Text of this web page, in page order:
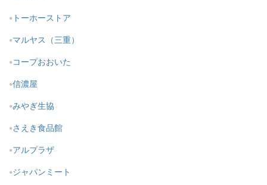
トーホーストア
マルヤス（三重）
コープおおいた
信濃屋
みやぎ生協
さえき食品館
アルプラザ
ジャパンミート